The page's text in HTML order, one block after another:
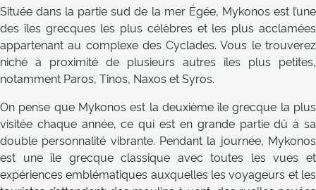
Située dans la partie sud de la mer Égée, Mykonos est l’une
des îles grecques les plus célèbres et les plus acclamées
appartenant au complexe des Cyclades. Vous le trouverez
niché à proximité de plusieurs autres îles plus petites,
notamment Paros, Tinos, Naxos et Syros.
On pense que Mykonos est la deuxième île grecque la plus
visitée chaque année, ce qui est en grande partie dû à sa
double personnalité vibrante. Pendant la journée, Mykonos
est une île grecque classique avec toutes les vues et
expériences emblématiques auxquelles les voyageurs et les